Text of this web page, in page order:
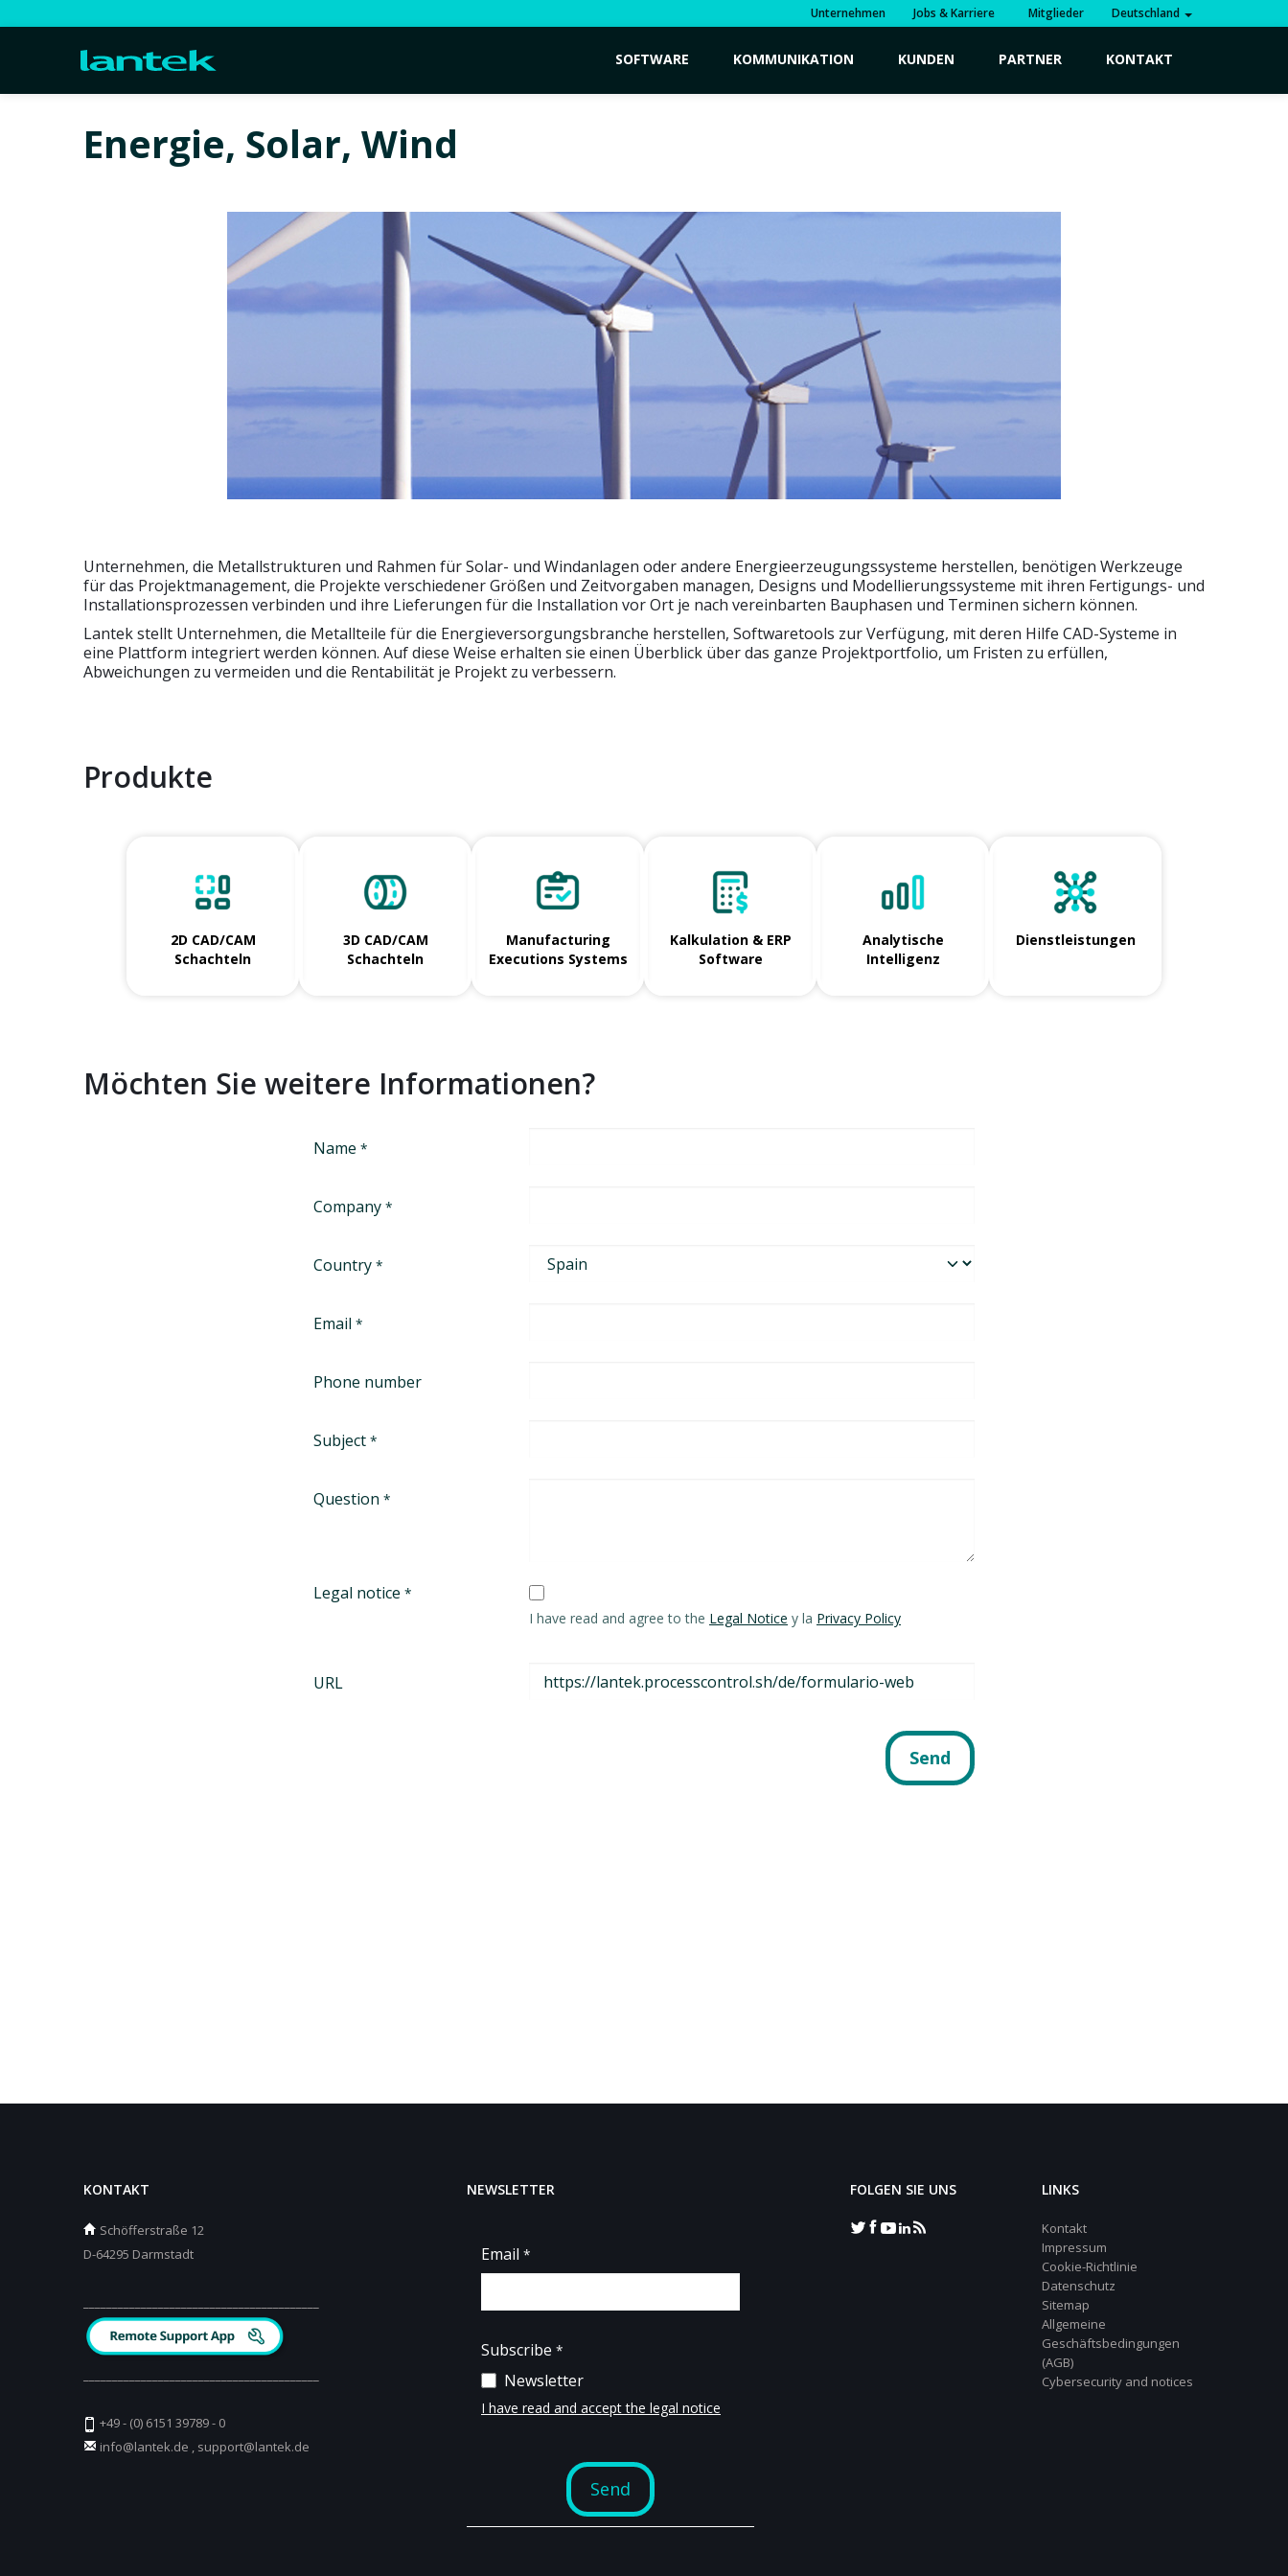
Unternehmen Jobs & Karriere Mitglieder Deutschland
SOFTWARE KOMMUNIKATION KUNDEN PARTNER KONTAKT
Energie, Solar, Wind
Unternehmen, die Metallstrukturen und Rahmen für Solar- und Windanlagen oder andere Energieerzeugungssysteme herstellen, benötigen Werkzeuge
für das Projektmanagement, die Projekte verschiedener Größen und Zeitvorgaben managen, Designs und Modellierungssysteme mit ihren Fertigungs- und
Installationsprozessen verbinden und ihre Lieferungen für die Installation vor Ort je nach vereinbarten Bauphasen und Terminen sichern können.
Lantek stellt Unternehmen, die Metallteile für die Energieversorgungsbranche herstellen, Softwaretools zur Verfügung, mit deren Hilfe CAD-Systeme in
eine Plattform integriert werden können. Auf diese Weise erhalten sie einen Überblick über das ganze Projektportfolio, um Fristen zu erfüllen,
Abweichungen zu vermeiden und die Rentabilität je Projekt zu verbessern.
Produkte
2D CAD/CAM
Schachteln
3D CAD/CAM
Schachteln
Manufacturing
Executions Systems
Kalkulation & ERP
Software
Analytische
Intelligenz
Dienstleistungen
Möchten Sie weitere Informationen?
KONTAKT
Schöfferstraße 12
D-64295 Darmstadt
+49 - (0) 6151 39789 - 0
info@lantek.de , support@lantek.de
NEWSLETTER FOLGEN SIE UNS LINKS
Kontakt
Impressum
Cookie-Richtlinie
Datenschutz
Sitemap
Allgemeine
Geschäftsbedingungen
(AGB)
Cybersecurity and notices